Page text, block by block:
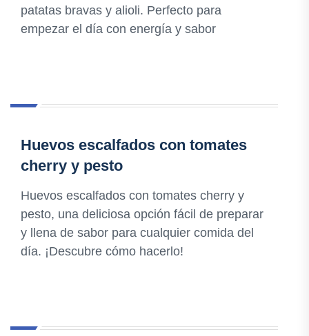
patatas bravas y alioli. Perfecto para
empezar el día con energía y sabor
Huevos escalfados con tomates
cherry y pesto
Huevos escalfados con tomates cherry y
pesto, una deliciosa opción fácil de preparar
y llena de sabor para cualquier comida del
día. ¡Descubre cómo hacerlo!